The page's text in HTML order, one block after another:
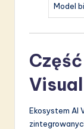
Model
Ekosystem AI